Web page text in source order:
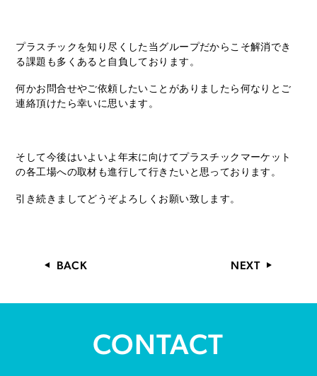
プラスチックを知り尽くした当グループだからこそ解消でき
る課題も多くあると自負しております。
何かお問合せやご依頼したいことがありましたら何なりとご
連絡頂けたら幸いに思います。
そして今後はいよいよ年末に向けてプラスチックマーケット
の各工場への取材も進行して行きたいと思っております。
引き続きましてどうぞよろしくお願い致します。
BACK NEXT
CONTACT